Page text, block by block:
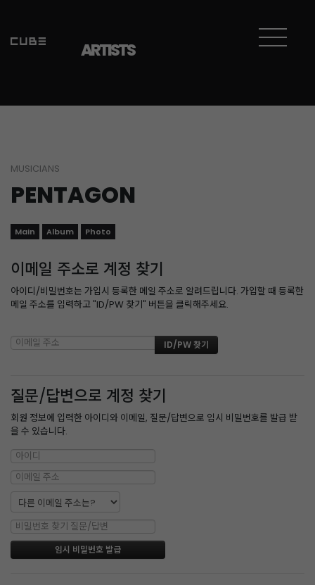
ARTISTS
MUSICIANS
PENTAGON
Main Album Photo
이메일 주소로 계정 찾기
아이디/비밀번호는 가입시 등록한 메일 주소로 알려드립니다. 가입할 때 등록한
메일 주소를 입력하고 "ID/PW 찾기" 버튼을 클릭해주세요.
질문/답변으로 계정 찾기
회원 정보에 입력한 아이디와 이메일, 질문/답변으로 임시 비밀번호를 발급 받
을 수 있습니다.